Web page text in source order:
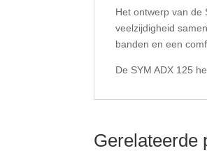
Het ontwerp van de
veelzijdigheid
banden en een
De SYM ADX 125
Gerelateerde